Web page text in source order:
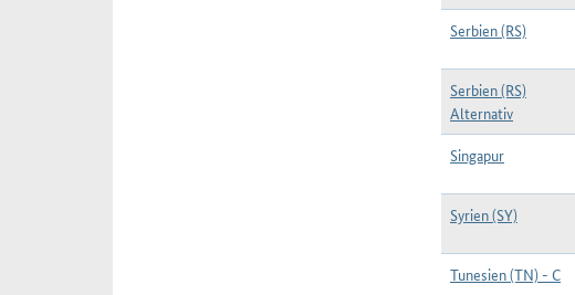
Serbien (RS)
Serbien (RS)
Alternativ
Singapur
Syrien (SY)
Tunesien (TN) - C